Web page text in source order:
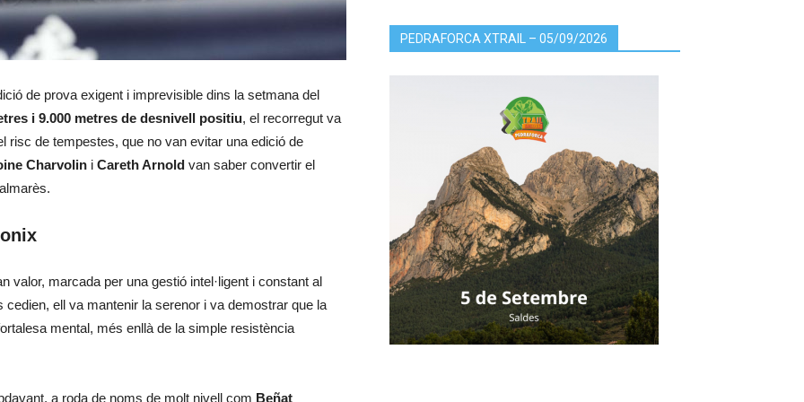
de prova exigent i imprevisible dins la setmana del
i 9.000 metres de desnivell positiu, el recorregut va
de tempestes, que no van evitar una edició de
Charvolin i Careth Arnold van saber convertir el
valor, marcada per una gestió intel·ligent i constant al
ell va mantenir la serenor i va demostrar que la
mental, més enllà de la simple resistència
a roda de noms de molt nivell com Beñat
PEDRAFORCA XTRAIL – 05/09/2026